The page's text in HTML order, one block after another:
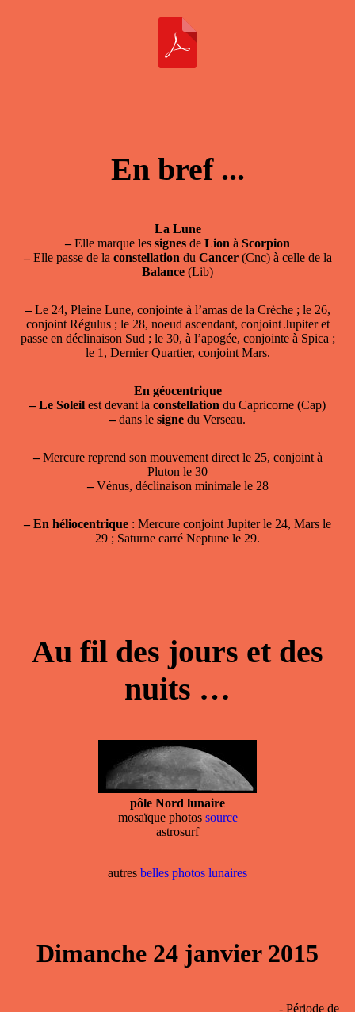
En bref ...
La Lune
–Elle marque les signes de Lion à Scorpion
–Elle passe de la constellation du Cancer(Cnc) à celle de la
Balance (Lib)
–Le 24, Pleine Lune, conjointe à l’amas de la Crèche ; le 26,
conjoint Régulus ; le 28, noeud ascendant, conjoint Jupiter et
passe en déclinaison Sud ; le 30, à l’apogée, conjointe à Spica ;
le 1, Dernier Quartier, conjoint Mars.
En géocentrique
– Le Soleil est devant la constellation du Capricorne (Cap)
–dans le signe du Verseau.
–Mercure reprend son mouvement direct le 25, conjoint à
Pluton le 30
–Vénus, déclinaison minimale le 28
– En héliocentrique : Mercure conjoint Jupiter le 24, Mars le
29 ; Saturne carré Neptune le 29.
Au fil des jours et des
nuits …
pôle Nord lunaire
mosaïque photos source
astrosurf
autres belles photos lunaires
Dimanche 24 janvier 2015
- Période de